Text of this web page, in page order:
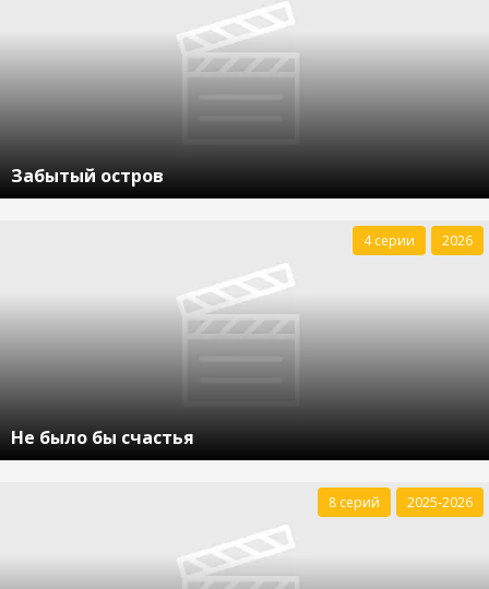
Забытый остров
Не было бы счастья
4 серии 2026
8 серий 2025-2026